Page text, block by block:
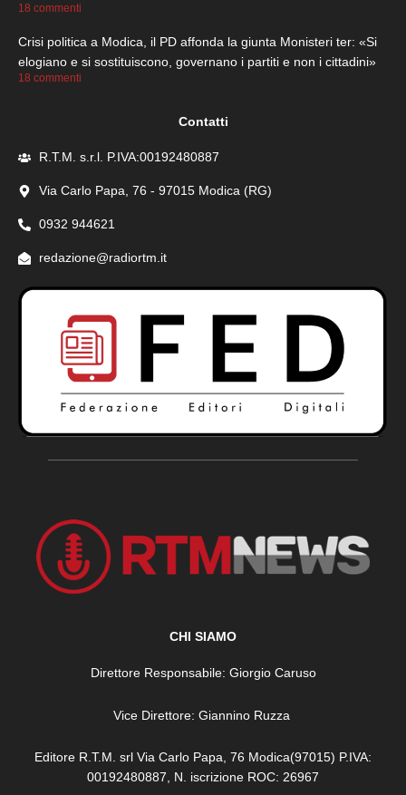
18 commenti
Crisi politica a Modica, il PD affonda la giunta Monisteri ter: «Si
elogiano e si sostituiscono, governano i partiti e non i cittadini»
18 commenti
Contatti
R.T.M. s.r.l. P.IVA:00192480887
Via Carlo Papa, 76 - 97015 Modica (RG)
0932 944621
redazione@radiortm.it
CHI SIAMO
Direttore Responsabile: Giorgio Caruso
Vice Direttore: Giannino Ruzza
Editore R.T.M. srl Via Carlo Papa, 76 Modica(97015) P.IVA:
00192480887, N. iscrizione ROC: 26967